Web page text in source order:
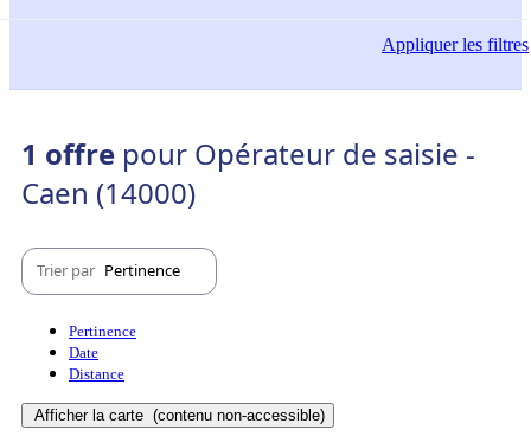
Appliquerles filtres
1 offre pour Opérateur de saisie -
Caen (14000)
Trier par Pertinence
Pertinence
Date
Distance
Afficher la carte (contenu non-accessible)